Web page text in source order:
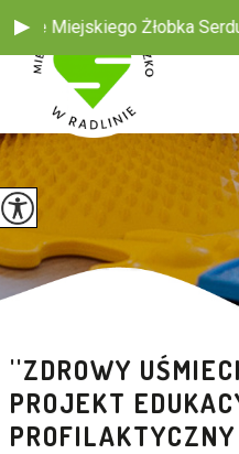
Żłobka Serduszko
''ZDROWY
PROJEKT